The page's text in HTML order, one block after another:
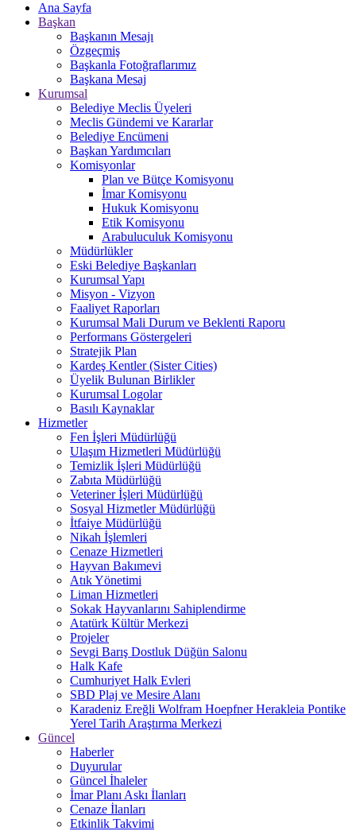
Ana Sayfa
Başkan
Başkanın Mesajı
Özgeçmiş
Başkanla Fotoğraflarımız
Başkana Mesaj
Kurumsal
Belediye Meclis Üyeleri
Meclis Gündemi ve Kararlar
Belediye Encümeni
Başkan Yardımcıları
Komisyonlar
Plan ve Bütçe Komisyonu
İmar Komisyonu
Hukuk Komisyonu
Etik Komisyonu
Arabuluculuk Komisyonu
Müdürlükler
Eski Belediye Başkanları
Kurumsal Yapı
Misyon - Vizyon
Faaliyet Raporları
Kurumsal Mali Durum ve Beklenti Raporu
Performans Göstergeleri
Stratejik Plan
Kardeş Kentler (Sister Cities)
Üyelik Bulunan Birlikler
Kurumsal Logolar
Basılı Kaynaklar
Hizmetler
Fen İşleri Müdürlüğü
Ulaşım Hizmetleri Müdürlüğü
Temizlik İşleri Müdürlüğü
Zabıta Müdürlüğü
Veteriner İşleri Müdürlüğü
Sosyal Hizmetler Müdürlüğü
İtfaiye Müdürlüğü
Nikah İşlemleri
Cenaze Hizmetleri
Hayvan Bakımevi
Atık Yönetimi
Liman Hizmetleri
Sokak Hayvanlarını Sahiplendirme
Atatürk Kültür Merkezi
Projeler
Sevgi Barış Dostluk Düğün Salonu
Halk Kafe
Cumhuriyet Halk Evleri
SBD Plaj ve Mesire Alanı
Karadeniz Ereğli Wolfram Hoepfner Herakleia Pontike
Yerel Tarih Araştırma Merkezi
Güncel
Haberler
Duyurular
Güncel İhaleler
İmar Planı Askı İlanları
Cenaze İlanları
Etkinlik Takvimi